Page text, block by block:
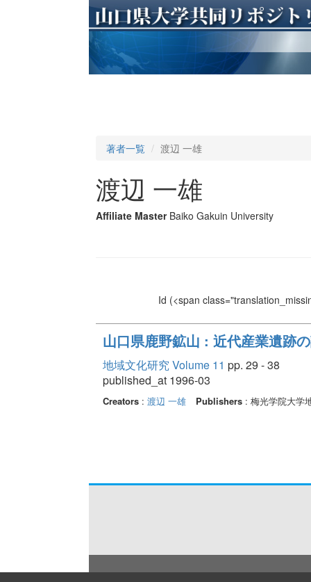
著者一覧 渡辺 一雄
渡辺 一雄
Affiliate Master Baiko Gakuin University
Id (<span
山口県鹿野鉱山 : 近代産業遺跡
地域文化研究 Volume 11 pp. 29 - 38
published_at 1996-03
Creators: 渡辺 一雄 Publishers: 梅光学院大学